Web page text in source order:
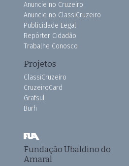
Anuncie no Cruzeiro
Anuncie no ClassiCruzeiro
Publicidade Legal
Repórter Cidadão
Trabalhe Conosco
Projetos
ClassiCruzeiro
CruzeiroCard
Grafsul
Burh
Fundação Ubaldino do
Amaral